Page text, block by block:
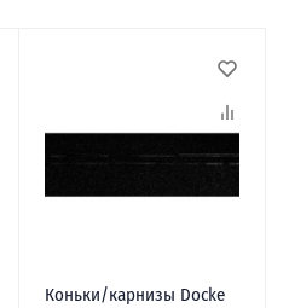
Коньки/карнизы Docke